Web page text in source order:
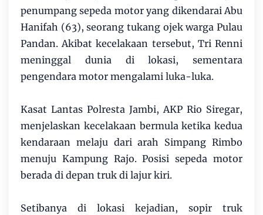
penumpang sepeda motor yang dikendarai Abu
Hanifah (63), seorang tukang ojek warga Pulau
Pandan. Akibat kecelakaan tersebut, Tri Renni
meninggal dunia di lokasi, sementara
pengendara motor mengalami luka-luka.
Kasat Lantas Polresta Jambi, AKP Rio Siregar,
menjelaskan kecelakaan bermula ketika kedua
kendaraan melaju dari arah Simpang Rimbo
menuju Kampung Rajo. Posisi sepeda motor
berada di depan truk di lajur kiri.
Setibanya di lokasi kejadian, sopir truk